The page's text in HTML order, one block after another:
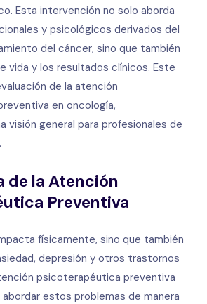
Esta intervención no solo aborda
y psicológicos derivados del
del cáncer, sino que también
vida y los resultados clínicos. Este
de la atención
en oncología,
visión general para profesionales de
de la Atención
Preventiva
físicamente, sino que también
depresión y otros trastornos
psicoterapéutica preventiva
estos problemas de manera